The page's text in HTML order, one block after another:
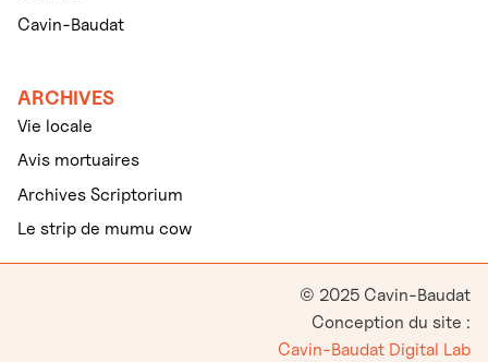
Cavin-Baudat
ARCHIVES
Vie locale
Avis mortuaires
Archives Scriptorium
Le strip de mumu cow
© 2025 Cavin-Baudat
Conception du site :
Cavin-Baudat Digital Lab